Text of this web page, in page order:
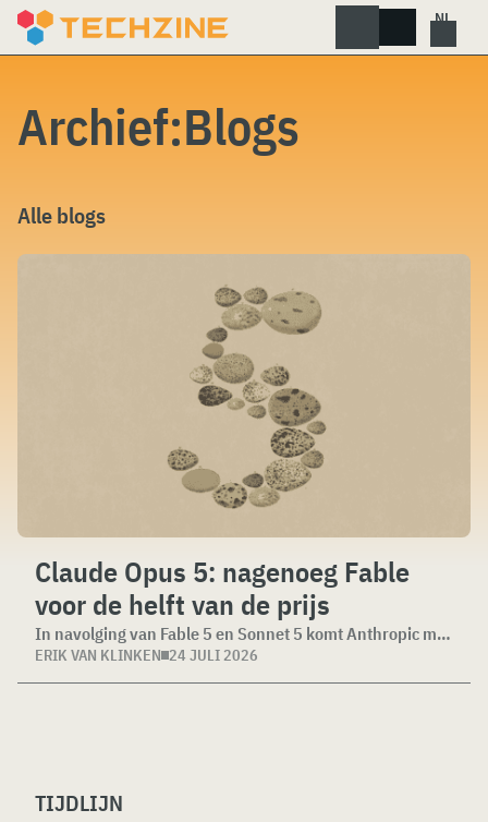
Skip
Archief:Blogs
Claude Opus 5: nagenoeg Fable
voor de helft van de prijs
In navolging van Fable 5 en Sonnet 5 komt Anthropic met Opus 5, een LLm die nagenoeg dezelfde resultaten beha...
ERIK VAN KLINKEN 24 JULI 2026
Alle blogs
TIJDLIJN